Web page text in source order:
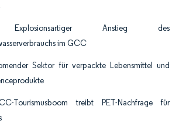
Anstieg des
im GCC
Sektor für verpackte Lebensmittel und
Tourismusboom treibt PET-Nachfrage für